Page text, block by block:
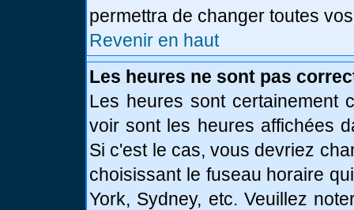
permettra de changer toutes
Revenir en haut
Les heures ne sont pas
Les heures sont certainement
voir sont les heures affichées
Si c'est le cas, vous devriez
choisissant le fuseau horaire
York, Sydney, etc. Veuillez